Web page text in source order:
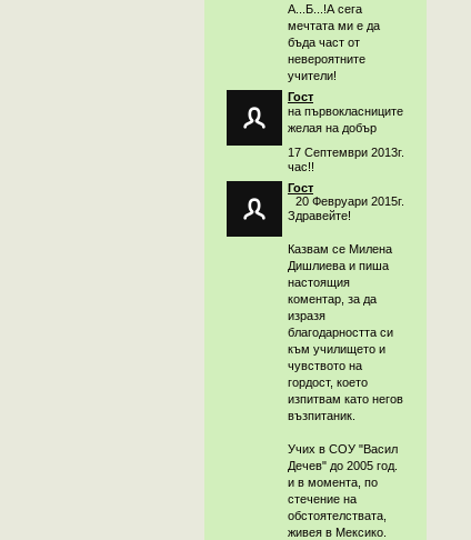
А...Б...!А сега
мечтата ми е да
бъда част от
невероятните
учители!
Гост
17 Септември 2013г.
на първокласниците
желая на добър
час!!
Гост
20 Февруари 2015г.
Здравейте!
Казвам се Милена
Дишлиева и пиша
настоящия
коментар, за да
изразя
благодарността си
към училището и
чувството на
гордост, което
изпитвам като негов
възпитаник.
Учих в СОУ "Васил
Дечев" до 2005 год.
и в момента, по
стечение на
обстоятелствата,
живея в Мексико.